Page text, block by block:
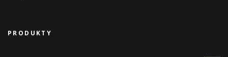
PRODUKTY